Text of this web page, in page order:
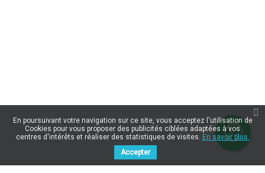
En poursuivant votre navigation sur ce site, vous acceptez l'utilisation de
Cookies pour vous proposer des publicités ciblées adaptées à vos
centres d'intérêts et réaliser des statistiques de visites. En savoir plus.
Accepter